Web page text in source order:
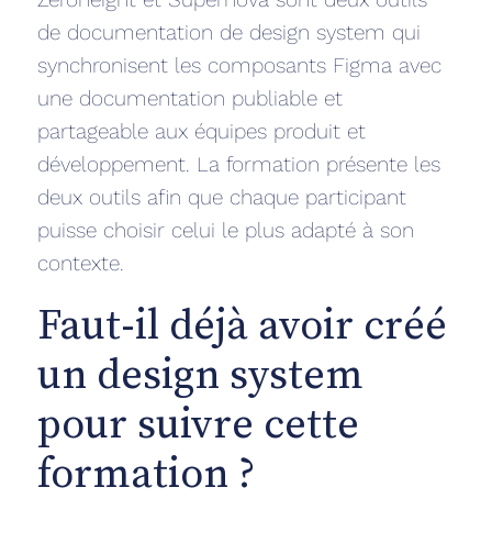
de documentation de design system qui
synchronisent les composants Figma avec
une documentation publiable et
partageable aux équipes produit et
développement. La formation présente les
deux outils afin que chaque participant
puisse choisir celui le plus adapté à son
contexte.
Faut-il déjà avoir créé
un design system
pour suivre cette
formation ?